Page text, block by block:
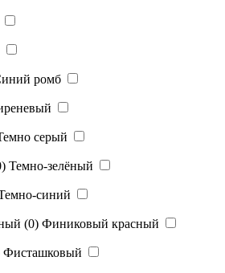
ромб
серый
Темно-зелёный
синий
(0) Финиковый красный
Фисташковый